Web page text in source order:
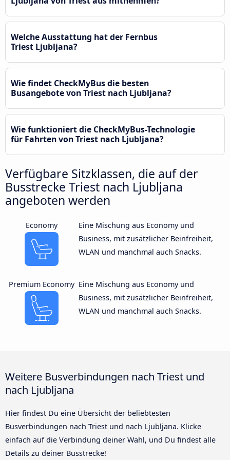
Welche Ausstattung hat der Fernbus
Triest Ljubljana?
Wie findet CheckMyBus die besten
Busangebote von Triest nach Ljubljana?
Wie funktioniert die CheckMyBus-Technologie
für Fahrten von Triest nach Ljubljana?
Verfügbare Sitzklassen, die auf der
Busstrecke Triest nach Ljubljana
angeboten werden
Economy
Eine Mischung aus Economy und
Business, mit zusätzlicher Beinfreiheit,
WLAN und manchmal auch Snacks.
Premium Economy Eine Mischung aus Economy und
Business, mit zusätzlicher Beinfreiheit,
WLAN und manchmal auch Snacks.
Weitere Busverbindungen nach Triest und
nach Ljubljana
Hier findest Du eine Übersicht der beliebtesten
Busverbindungen nach Triest und nach Ljubljana. Klicke
einfach auf die Verbindung deiner Wahl, und Du findest alle
Details zu deiner Busstrecke!